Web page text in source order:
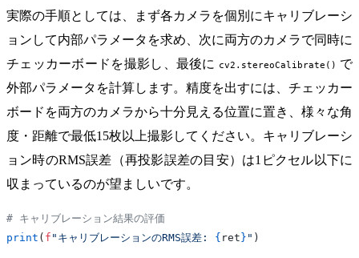
実際の手順としては、まず各カメラを個別にキャリブレーシ
ョンして内部パラメータを求め、次に両方のカメラで同時に
チェッカーボードを撮影し、最後に cv2.stereoCalibrate() で
外部パラメータを計算します。精度を出すには、チェッカー
ボードを両方のカメラから十分見える位置に置き、様々な角
度・距離で最低15枚以上撮影してください。キャリブレーシ
ョン時のRMS誤差（再投影誤差の目安）は1ピクセル以下に
収まっているのが望ましいです。
# キャリブレーション結果の評価
print ( f "キャリブレーションのRMS誤差: { ret } " )